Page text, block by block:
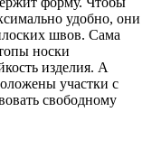
удобно, они
швов. Сама
носки
изделия. А
участки с
свободному